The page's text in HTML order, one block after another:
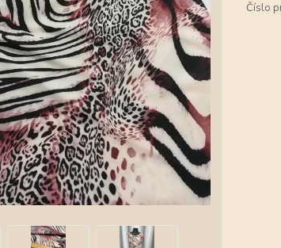
Číslo